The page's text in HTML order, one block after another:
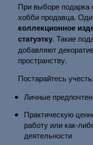
При выборе подарка
хобби продавца.
коллекционное
статуэтку. Такие
добавляют
пространству.
Постарайтесь учесть:
Личные
Практическую
работу или как-
деятельности